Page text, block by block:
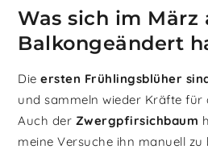
Was sich im März
Balkongeändert
Dieersten Frühlingsblüher
und sammeln wieder Kräfte für
Auch der Zwergpfirsichbaum
meine Versuche ihn manuell